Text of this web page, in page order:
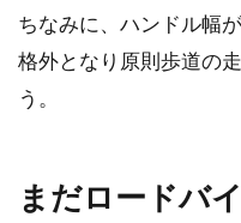
ちなみに、ハンドル幅
格外となり原則歩道の
う。
まだロードバ